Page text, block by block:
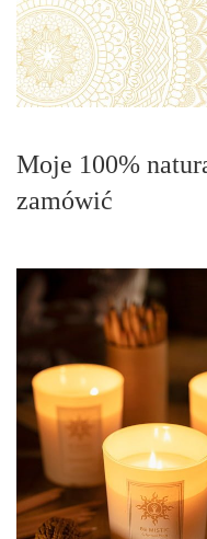
Moje 100%
zamówić